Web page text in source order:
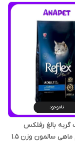
ناموجود
بالغ رفلکس
پلاس طعم ماهی سالمون وزن 1.5